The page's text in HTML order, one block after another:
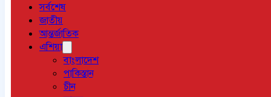
সর্বশেষ
জাতীয়
আন্তর্জাতিক
এশিয়া
বাংলাদেশ
পাকিস্তান
চীন